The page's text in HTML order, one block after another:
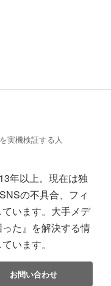
実機検証する人
年以上。現在は独
の不具合、フィ
います。大手メデ
た』を解決する情
います。
お問い合わせ